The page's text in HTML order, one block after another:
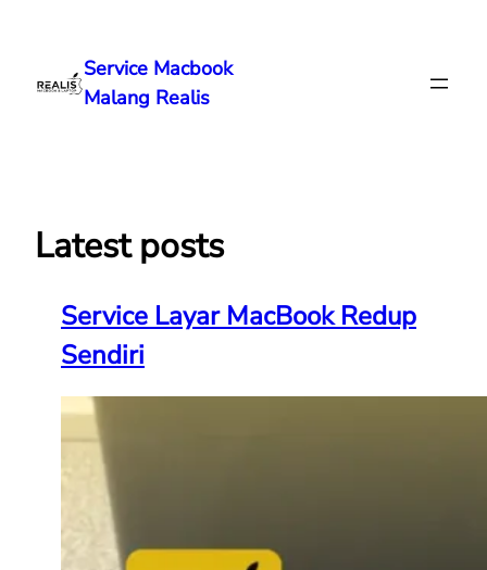
Service Macbook
Malang Realis
Latest posts
Service Layar MacBook Redup
Sendiri